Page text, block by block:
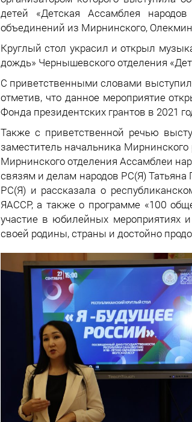
детей «Детская Ассамблея
объединений из Мирнинского,
Круглый стол украсил и открыл
дождь» Чернышевского отделения
С приветственными словами
отметив, что данное мероприятие
Фонда президентских грантов в 2021
Также с приветственной речью
заместитель начальника
Мирнинского отделения Ассамблеи
связям и делам народов РС(Я) Татьяна
РС(Я) и рассказала о
ЯАССР, а также о программе «100
участие в юбилейных мероприятиях
своей родины, страны и достойно